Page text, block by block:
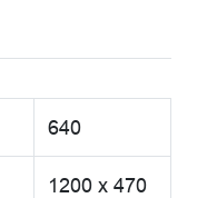
640
1200 х 470